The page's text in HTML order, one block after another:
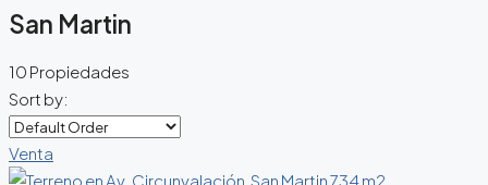
San Martin
10 Propiedades
Sort by:
Venta